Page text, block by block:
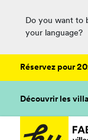
Do you want to
your language?
Réservez pour
Découvrir les